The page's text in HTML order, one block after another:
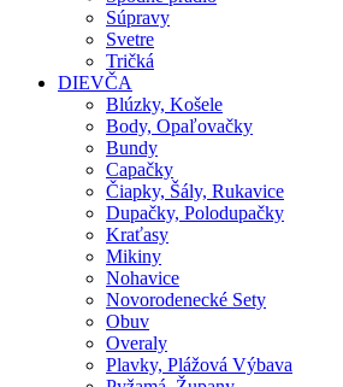
Súpravy
Svetre
Tričká
DIEVČA
Blúzky, Košele
Body, Opaľovačky
Bundy
Capačky
Čiapky, Šály, Rukavice
Dupačky, Polodupačky
Kraťasy
Mikiny
Nohavice
Novorodenecké Sety
Obuv
Overaly
Plavky, Plážová Výbava